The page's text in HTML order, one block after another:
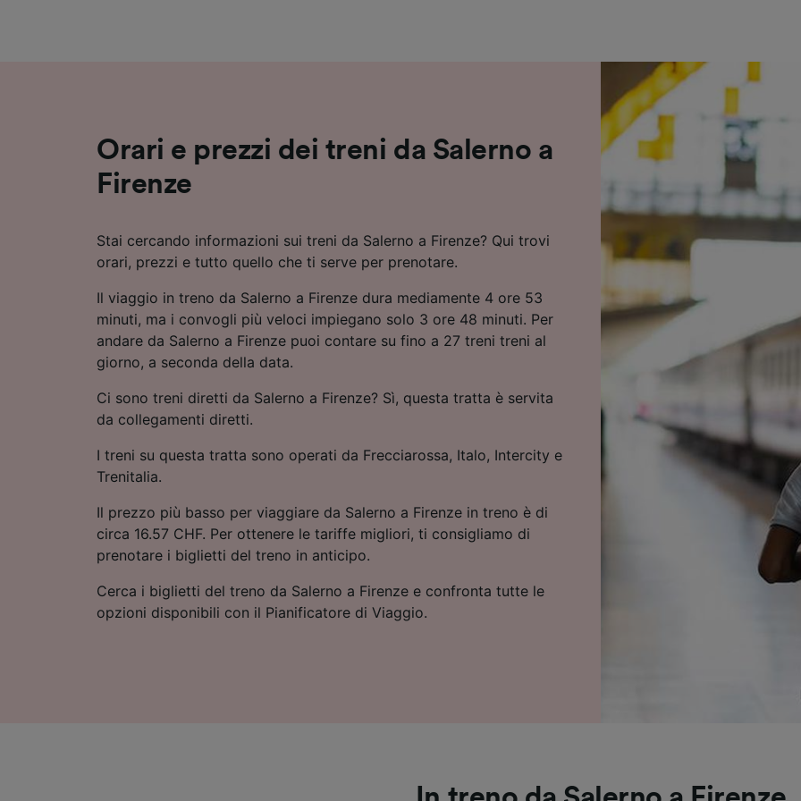
Orari e prezzi dei treni da Salerno a
Firenze
Stai cercando informazioni sui treni da Salerno a Firenze? Qui trovi
orari, prezzi e tutto quello che ti serve per prenotare.
Il viaggio in treno da Salerno a Firenze dura mediamente 4 ore 53
minuti, ma i convogli più veloci impiegano solo 3 ore 48 minuti. Per
andare da Salerno a Firenze puoi contare su fino a 27 treni treni al
giorno, a seconda della data.
Ci sono treni diretti da Salerno a Firenze? Sì, questa tratta è servita
da collegamenti diretti.
I treni su questa tratta sono operati da Frecciarossa, Italo, Intercity e
Trenitalia.
Il prezzo più basso per viaggiare da Salerno a Firenze in treno è di
circa 16.57 CHF. Per ottenere le tariffe migliori, ti consigliamo di
prenotare i biglietti del treno in anticipo.
Cerca i biglietti del treno da Salerno a Firenze e confronta tutte le
opzioni disponibili con il Pianificatore di Viaggio.